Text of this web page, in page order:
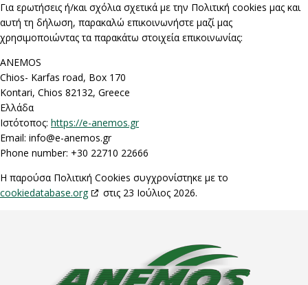
Για ερωτήσεις ή/και σχόλια σχετικά με την Πολιτική cookies μας και
αυτή τη δήλωση, παρακαλώ επικοινωνήστε μαζί μας
χρησιμοποιώντας τα παρακάτω στοιχεία επικοινωνίας:
ANEMOS
Chios- Karfas road, Box 170
Kontari, Chios 82132, Greece
Ελλάδα
Ιστότοπος: https://e-anemos.gr
Email: info@e-anemos.gr
Phone number: +30 22710 22666
Η παρούσα Πολιτική Cookies συγχρονίστηκε με το
cookiedatabase.org
στις 23 Ιούλιος 2026.